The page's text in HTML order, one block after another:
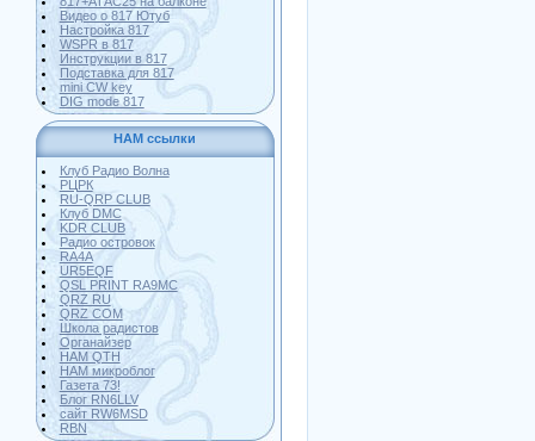
Видео о 817 Ютуб
Настройка 817
WSPR в 817
Инструкции в 817
Подставка для 817
mini CW key
DIG mode 817
HAM ссылки
Клуб Радио Волна
РЦРК
RU-QRP CLUB
Клуб DMC
KDR CLUB
Радио островок
RA4A
UR5EQF
QSL PRINT RA9MC
QRZ RU
QRZ COM
Школа радистов
Органайзер
HAM QTH
HAM микроблог
Газета 73!
Блог RN6LLV
сайт RW6MSD
RBN